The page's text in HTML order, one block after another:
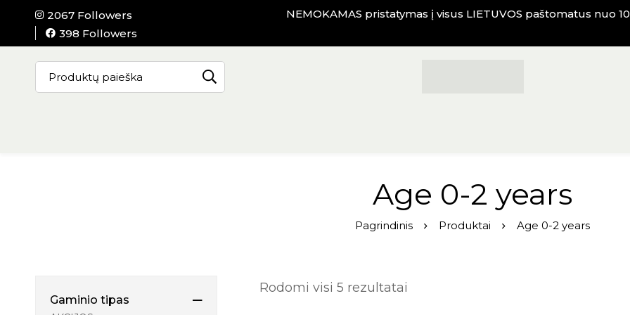
2067 Followers
398 Followers
NEMOKAMAS pristatymas į visus LIETUVOS paštomatus nuo
Age 0-2 years
Pagrindinis Produktai Age 0-2 years
Gaminio tipas
Rodomi visi 5 rezultatai